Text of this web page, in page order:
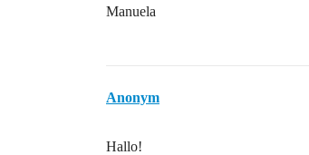
Manuela
Anonym
Hallo!